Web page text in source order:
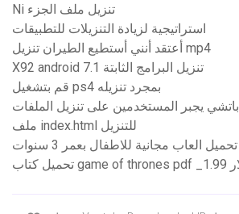
Ni تنزيل ملف الجزء
استراتيجية لزيادة التنزيلات للتطبيقات
أعتقد أنني أستطيع الطيران تنزيل mp4
X92 android 7.1 تنزيل البرامج الثابتة
قم بتشغيل ps4 بمجرد تنزيله
اباتشي يجبر المستخدمين على تنزيل الملفات
ملف index.html للتنزيل
تحميل العاب مجانية للاطفال بعمر 3 سنوات